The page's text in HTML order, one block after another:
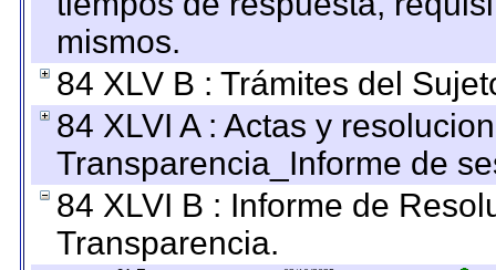
mismos.
84 XLV B : Trámites del
84 XLVI A : Actas y
Transparencia_Informe de
84 XLVI B : Informe de
Transparencia.